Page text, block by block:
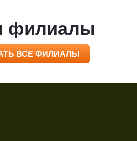
филиалы
ВСЕ ФИЛИАЛЫ